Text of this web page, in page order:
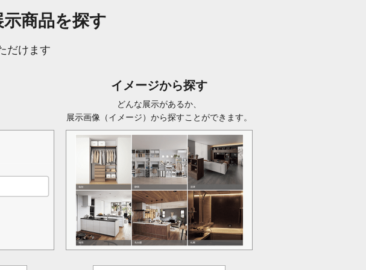
示商品を探す
だけます
イメージから探す
どんな展示があるか、
展示画像（イメージ）から探すことができます。